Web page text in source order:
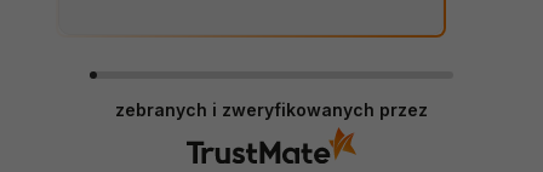
zebranych i zweryfikowanych przez